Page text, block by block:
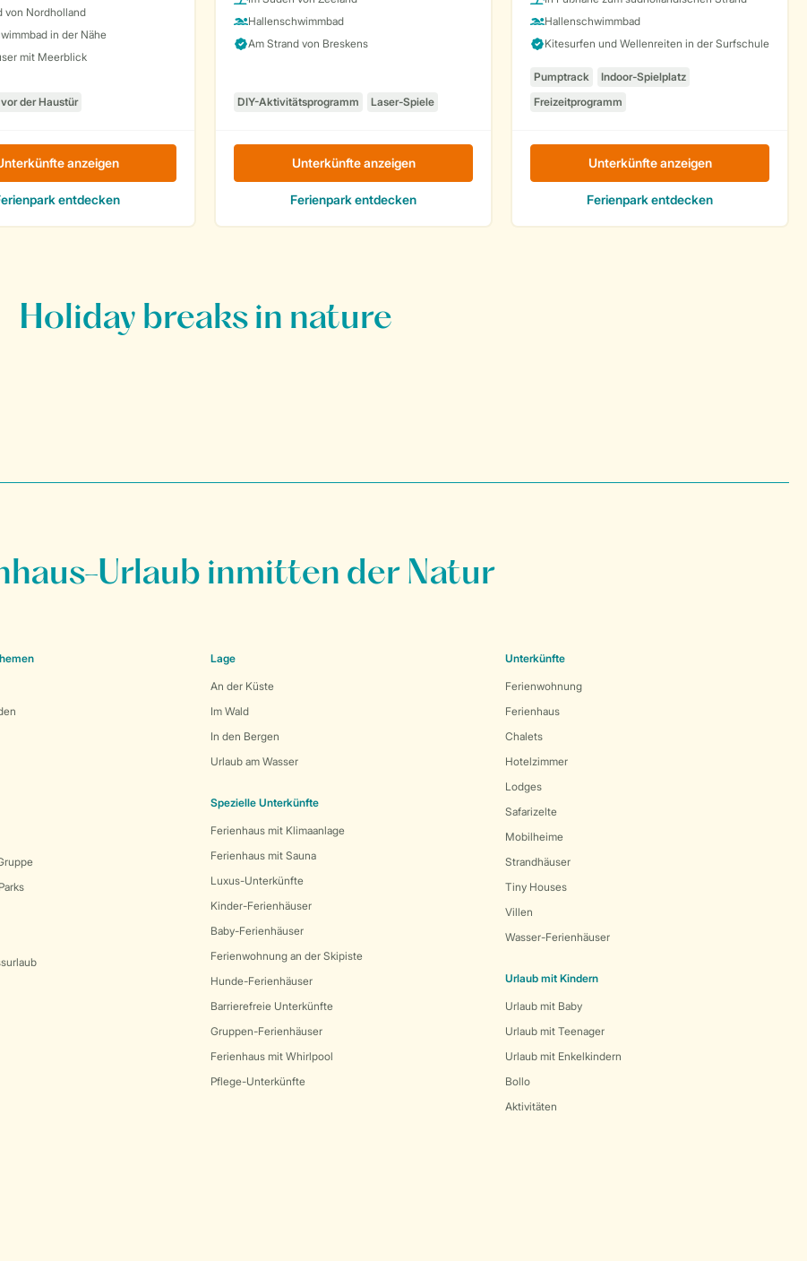
Urlaub inmitten der Natur
Lage
An der Küste
Im Wald
In den Bergen
Urlaub am Wasser
Spezielle Unterkünfte
Ferienhaus mit Klimaanlage
Ferienhaus mit Sauna
Luxus-Unterkünfte
Kinder-Ferienhäuser
Baby-Ferienhäuser
Ferienwohnung an der Skipiste
Hunde-Ferienhäuser
Barrierefreie Unterkünfte
Gruppen-Ferienhäuser
Ferienhaus mit Whirlpool
Pflege-Unterkünfte
Unterkünfte
Ferienwohnung
Ferienhaus
Chalets
Hotelzimmer
Lodges
Safarizelte
Mobilheime
Strandhäuser
Tiny Houses
Villen
Wasser-Ferienhäuser
Urlaub mit Kindern
Urlaub mit Baby
Urlaub mit Teenager
Urlaub mit Enkelkindern
Bollo
Aktivitäten